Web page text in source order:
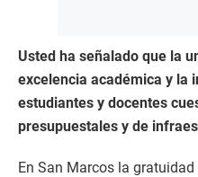
Usted ha señalado que la
excelencia académica y la
estudiantes y docentes
presupuestales y de
En San Marcos la